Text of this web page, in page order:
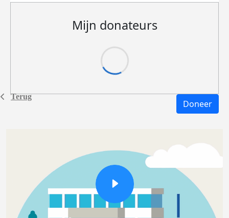
Terug
Mijn donateurs
Doneer